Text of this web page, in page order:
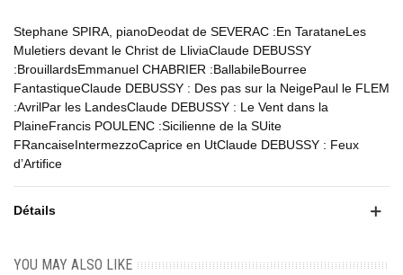
Stephane SPIRA, pianoDeodat de SEVERAC :En TarataneLes
Muletiers devant le Christ de LliviaClaude DEBUSSY
:BrouillardsEmmanuel CHABRIER :BallabileBourree
FantastiqueClaude DEBUSSY : Des pas sur la NeigePaul le FLEM
:AvrilPar les LandesClaude DEBUSSY : Le Vent dans la
PlaineFrancis POULENC :Sicilienne de la SUite
FRancaiseIntermezzoCaprice en UtClaude DEBUSSY : Feux
d’Artifice
Détails
YOU MAY ALSO LIKE